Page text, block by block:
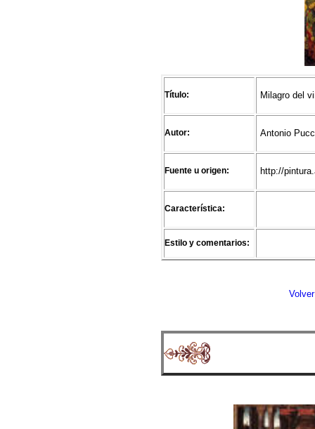
Título: Milagro del
Autor: Antonio
Fuente u origen: http://
Característica:
Estilo y comentarios: